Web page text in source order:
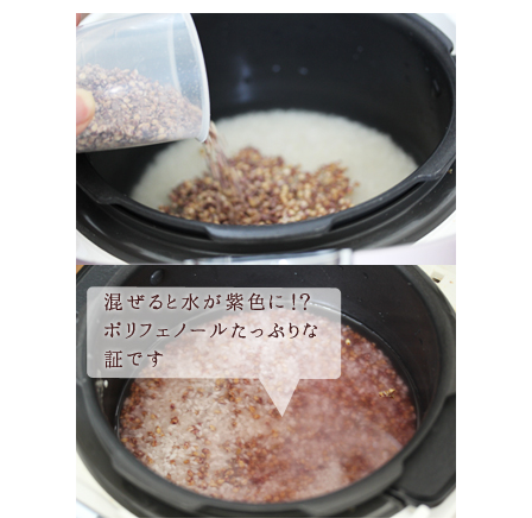
かんたん３ステップ♪ １）お米３合を研ぎ、その分量の水を追加
２）するり麦大さじ６と、水を大さじ６追加 ３）３０分ほど吸水
した後、普通に炊く